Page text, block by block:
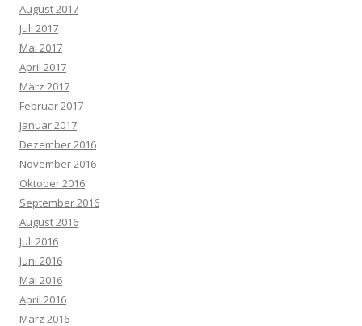
August 2017
Juli 2017
Mai 2017
April 2017
März 2017
Februar 2017
Januar 2017
Dezember 2016
November 2016
Oktober 2016
September 2016
August 2016
Juli 2016
Juni 2016
Mai 2016
April 2016
März 2016